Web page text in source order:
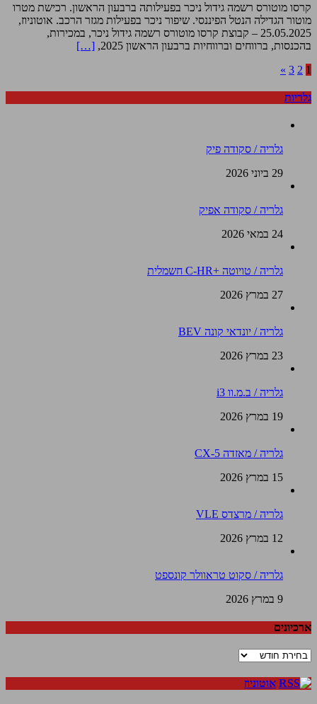
קרסו מוטורס רשמה גידול ניכר בפעילותה ברבעון הראשון. רכישת מטרו
מוטור הגדילה הנטל הפיננסי. שיפור ניכר בפעילות מגזר הרכב. אוטוניוז,
25.05.2025 – קבוצת קרסו מוטורס רשמה גידול ניכר, במכירות,
בהכנסות, ברווחים וברווחיות ברבעון הראשון 2025,
[…]
1
2
3
»
גלריות
גלריה / סקודה פיק
29 ביוני 2026
גלריה / סקודה אפיק
24 במאי 2026
גלריה / טויוטה +C-HR חשמלית
27 במרץ 2026
גלריה / יונדאי קונה BEV
23 במרץ 2026
גלריה / ב.מ.וו i3
19 במרץ 2026
גלריה / מאזדה CX-5
15 במרץ 2026
גלריה / מרצדס VLE
12 במרץ 2026
גלריה / סקוט טראוולר קונספט
9 במרץ 2026
ארכיונים
ארכיונים
אוטוניוז